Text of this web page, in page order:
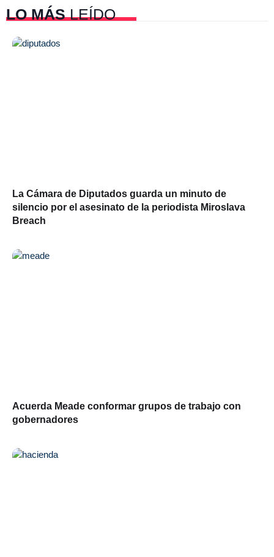
LO MÁSLEÍDO
La Cámara de Diputados guarda un minuto de
silencio por el asesinato de la periodista Miroslava
Breach
Acuerda Meade conformar grupos de trabajo con
gobernadores